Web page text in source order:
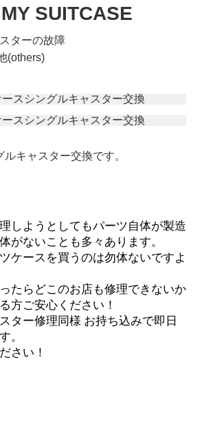
SUITCASE
ターの故障
(others)
キャスター交換です。
しようとしてもパーツ自体が製造
がないことも多々あります。
ケースを買うのは勿体ないですよ
たらどこのお店も修理できないか
方ご安心ください！
ター修理同様 お持ち込みで即日
。
さい！